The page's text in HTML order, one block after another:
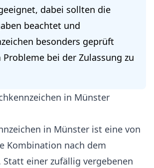
dabei sollten die
beachtet und
besonders geprüft
bei der Zulassung zu
in Münster
in Münster ist eine von
Kombination nach dem
Statt einer zufällig vergebenen